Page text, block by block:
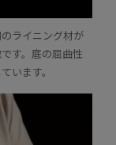
ライニング材が
す。底の屈曲性
います。